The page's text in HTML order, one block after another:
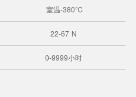
室温-380℃
22-67 N
0-9999小时